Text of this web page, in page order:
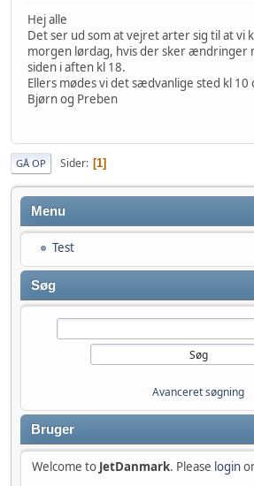
Menu
Test
Søg
Avanceret søgning
Bruger
Welcome to JetDanmark. Please login
Hej alle
Det ser ud som at vejret arter sig til at vi
morgen lørdag, hvis der sker ændringer
siden i aften kl 18.
Ellers mødes vi det sædvanlige sted kl
Bjørn og Preben
GÅ OP Sider 1